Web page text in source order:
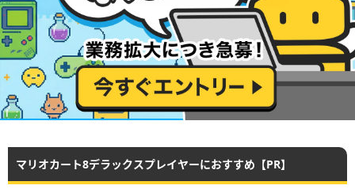
マリオカート8デラックスプレイヤーにおすすめ【PR】